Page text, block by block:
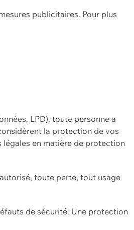
publicitaires. Pour plus
LPD), toute personne a
la protection de vos
en matière de protection
toute perte, tout usage
de sécurité. Une protection